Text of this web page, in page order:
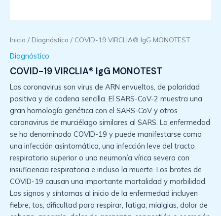
Inicio / Diagnóstico / COVID-19 VIRCLIA® IgG MONOTEST
Diagnóstico
COVID-19 VIRCLIA® IgG MONOTEST
Los coronavirus son virus de ARN envueltos, de polaridad
positiva y de cadena sencilla. El SARS-CoV-2 muestra una
gran homología genética con el SARS-CoV y otros
coronavirus de murciélago similares al SARS. La enfermedad
se ha denominado COVID-19 y puede manifestarse como
una infección asintomática, una infección leve del tracto
respiratorio superior o una neumonía vírica severa con
insuficiencia respiratoria e incluso la muerte. Los brotes de
COVID-19 causan una importante mortalidad y morbilidad.
Los signos y síntomas al inicio de la enfermedad incluyen
fiebre, tos, dificultad para respirar, fatiga, mialgias, dolor de